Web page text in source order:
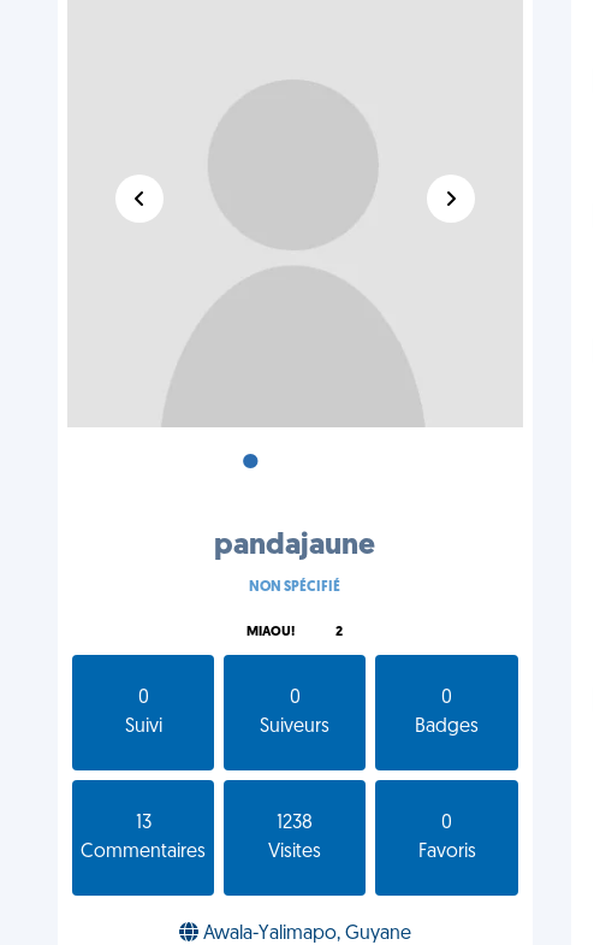
•
pandajaune
NON SPÉCIFIÉ
MIAOU! 2
0
Suivi
0
Suiveurs
0
Badges
13
Commentaires
1238
Visites
0
Favoris
Awala-Yalimapo, Guyane